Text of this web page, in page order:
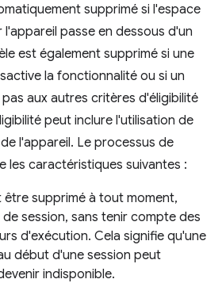
supprimé si l'espace
passe en dessous d'un
est également supprimé si une
la fonctionnalité ou si un
aux autres critères d'éligibilité
peut inclure l'utilisation de
l'appareil. Le processus de
les caractéristiques suivantes :
être supprimé à tout moment,
session, sans tenir compte des
d'exécution. Cela signifie qu'une
début d'une session peut
indisponible.